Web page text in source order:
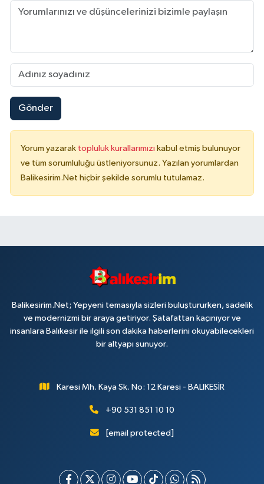
Gönder
Yorum yazarak topluluk kurallarımızı kabul etmiş bulunuyor
ve tüm sorumluluğu üstleniyorsunuz. Yazılan yorumlardan
Balikesirim.Net hiçbir şekilde sorumlu tutulamaz.
Balikesirim.Net; Yepyeni temasıyla sizleri buluştururken, sadelik
ve modernizmi bir araya getiriyor. Şatafattan kaçınıyor ve
insanlara Balıkesir ile ilgili son dakika haberlerini okuyabilecekleri
bir altyapı sunuyor.
Karesi Mh. Kaya Sk. No: 12 Karesi - BALIKESİR
+90 531 851 10 10
[email protected]